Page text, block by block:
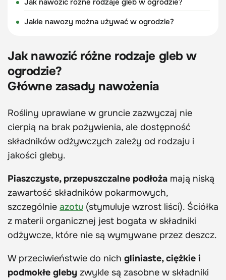
Jakie nawozy można używać w ogrodzie?
Jak nawozić różne rodzaje gleb w
ogrodzie?
Główne zasady nawożenia
Rośliny uprawiane w gruncie zazwyczaj nie
cierpią na brak pożywienia, ale dostępność
składników odżywczych zależy od rodzaju i
jakości gleby.
Piaszczyste, przepuszczalne podłoża mają niską
zawartość składników pokarmowych,
szczególnie azotu (stymuluje wzrost liści). Ściółka
z materii organicznej jest bogata w składniki
odżywcze, które nie są wymywane przez deszcz.
W przeciwieństwie do nich gliniaste, ciężkie i
podmokłe gleby zwykle są zasobne w składniki